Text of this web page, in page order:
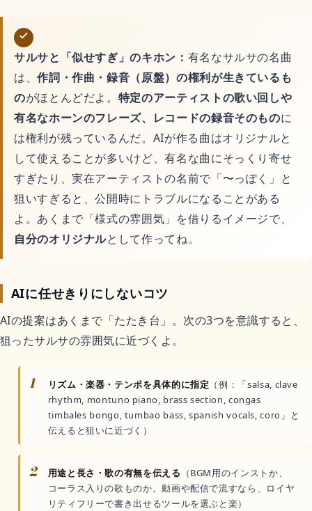
サルサと「似せすぎ」のキホン： 有名なサルサの名曲
は、作詞・作曲・録音（原盤）の権利が生きているも
のがほとんどだよ。 特定のアーティストの歌い回しや
有名なホーンのフレーズ、レコードの録音そのものに
は権利が残っているんだ。AIが作る曲はオリジナルと
して使えることが多いけど、有名な曲にそっくり寄せ
すぎたり、実在アーティストの名前で「〜っぽく」と
狙いすぎると、公開時にトラブルになることがある
よ。あくまで「様式の雰囲気」を借りるイメージで、
自分のオリジナルとして作ってね。
AIに任せきりにしないコツ
AIの提案はあくまで「たたき台」。次の3つを意識すると、
狙ったサルサの雰囲気に近づくよ。
1 リズム・楽器・テンポを具体的に指定 （例：「salsa, clave
rhythm, montuno piano, brass section, congas
timbales bongo, tumbao bass, spanish vocals, coro」と
伝えると狙いに近づく）
2 用途と長さ・歌の有無を伝える （BGM用のインストか、
コーラス入りの歌ものか。動画や配信で流すなら、ロイヤ
リティフリーで書き出せるツールを選ぶと楽）